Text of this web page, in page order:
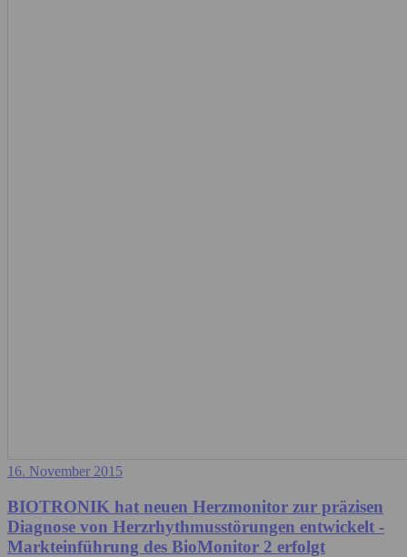
16. November 2015
BIOTRONIK hat neuen Herzmonitor zur präzisen
Diagnose von Herzrhythmusstörungen entwickelt -
Markteinführung des BioMonitor 2 erfolgt